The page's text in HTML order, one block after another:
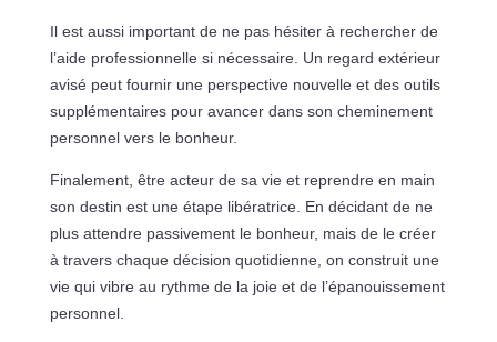
Il est aussi important de ne pas hésiter à rechercher de
l’aide professionnelle si nécessaire. Un regard extérieur
avisé peut fournir une perspective nouvelle et des outils
supplémentaires pour avancer dans son cheminement
personnel vers le bonheur.
Finalement, être acteur de sa vie et reprendre en main
son destin est une étape libératrice. En décidant de ne
plus attendre passivement le bonheur, mais de le créer
à travers chaque décision quotidienne, on construit une
vie qui vibre au rythme de la joie et de l’épanouissement
personnel.